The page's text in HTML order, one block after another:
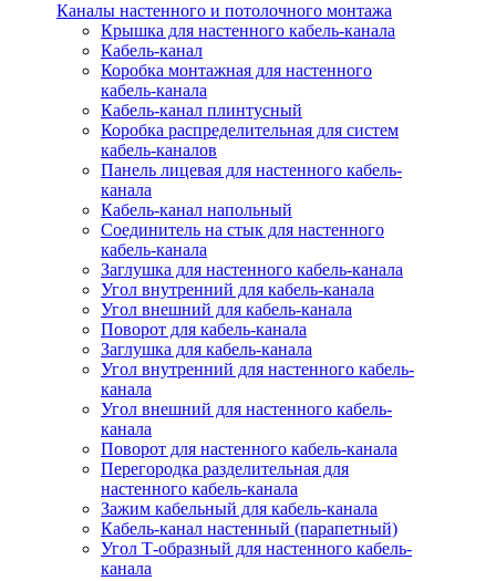
Каналы настенного и потолочного монтажа
Крышка для настенного кабель-канала
Кабель-канал
Коробка монтажная для настенного
кабель-канала
Кабель-канал плинтусный
Коробка распределительная для систем
кабель-каналов
Панель лицевая для настенного кабель-
канала
Кабель-канал напольный
Соединитель на стык для настенного
кабель-канала
Заглушка для настенного кабель-канала
Угол внутренний для кабель-канала
Угол внешний для кабель-канала
Поворот для кабель-канала
Заглушка для кабель-канала
Угол внутренний для настенного кабель-
канала
Угол внешний для настенного кабель-
канала
Поворот для настенного кабель-канала
Перегородка разделительная для
настенного кабель-канала
Зажим кабельный для кабель-канала
Кабель-канал настенный (парапетный)
Угол Т-образный для настенного кабель-
канала